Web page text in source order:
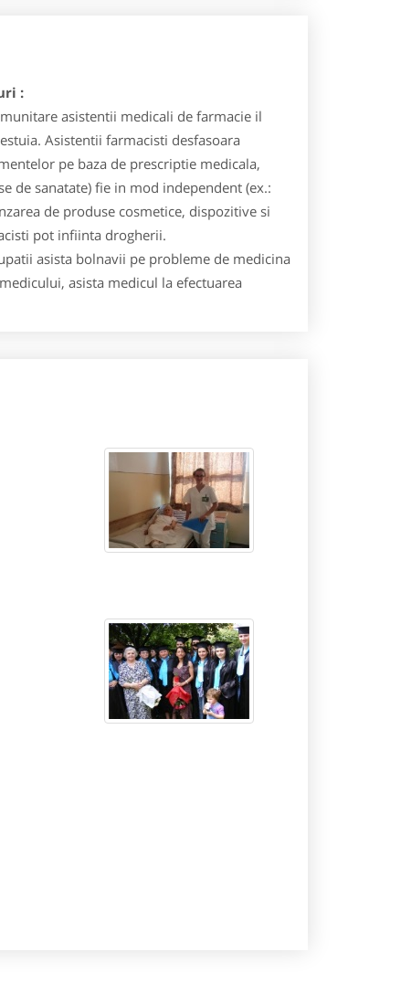
:
asistentii medicali de farmacie il
Asistentii farmacisti desfasoara
pe baza de prescriptie medicala,
de sanatate) fie in mod independent (ex.:
de produse cosmetice, dispozitive si
pot infiinta drogherii.
asista bolnavii pe probleme de medicina
asista medicul la efectuarea